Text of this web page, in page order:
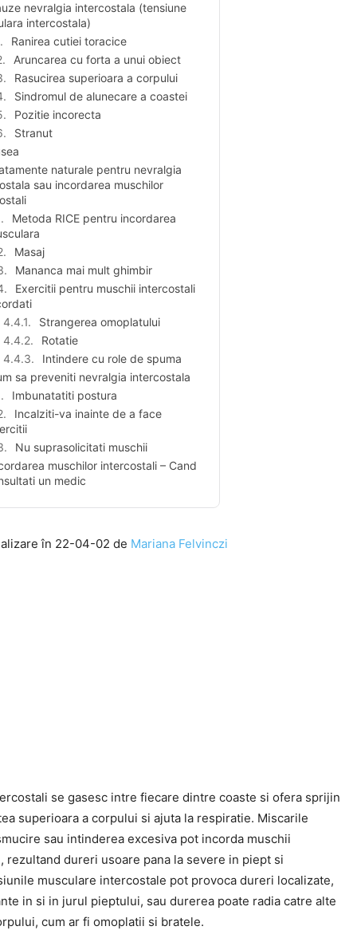
nevralgia intercostala (tensiune
intercostala)
Ranirea cutiei toracice
Aruncarea cu forta a unui obiect
Rasucirea superioara a corpului
Sindromul de alunecare a coastei
Pozitie incorecta
Stranut
naturale pentru nevralgia
sau incordarea muschilor
Metoda RICE pentru incordarea
Masaj
Mananca mai mult ghimbir
Exercitii pentru muschii intercostali
Strangerea omoplatului
Rotatie
Intindere cu role de spuma
sa preveniti nevralgia intercostala
Imbunatatiti postura
Incalziti-va inainte de a face
Nu suprasolicitati muschii
muschilor intercostali – Cand
un medic
în 22-04-02 de Mariana Felvinczi
se gasesc intre fiecare dintre coaste si ofera sprijin
superioara a corpului si ajuta la respiratie. Miscarile
sau intinderea excesiva pot incorda muschii
rezultand dureri usoare pana la severe in piept si
musculare intercostale pot provoca dureri localizate,
in si in jurul pieptului, sau durerea poate radia catre alte
cum ar fi omoplatii si bratele.